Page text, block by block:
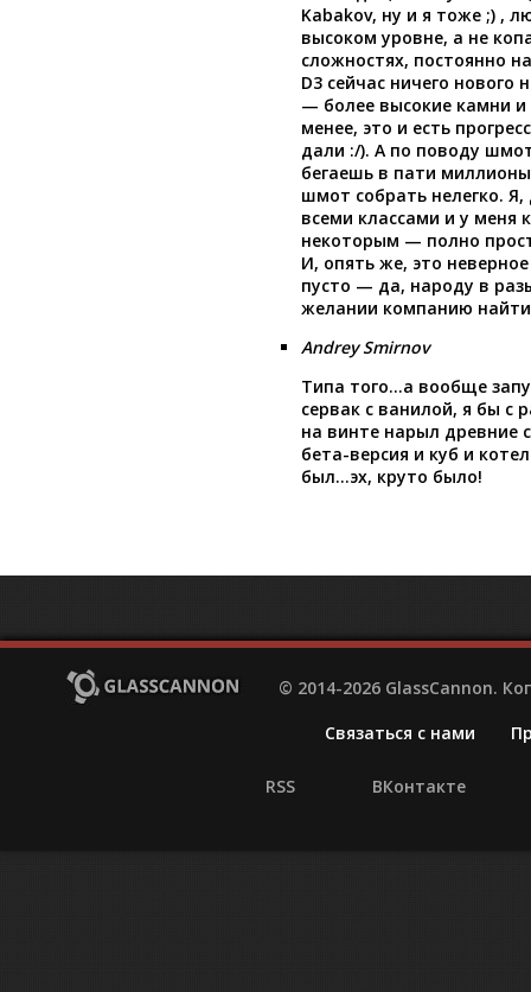
Kabakov, ну и я тоже ;) ,
высоком уровне, а не
сложностях, постоянно
D3 сейчас ничего нового
— более высокие камни и
менее, это и есть
дали :/). А по поводу
бегаешь в пати
шмот собрать нелегко.
всеми классами и у меня
некоторым — полно
И, опять же, это
пусто — да, народу в
желании компанию
Andrey Smirnov
Типа того…а вообще
сервак с ванилой, я бы с
на винте нарыл древние
бета-версия и куб и
был…эх, круто было!
© 2014-2026 GlassCannon.
Связаться с нами
RSS ВКонтакте